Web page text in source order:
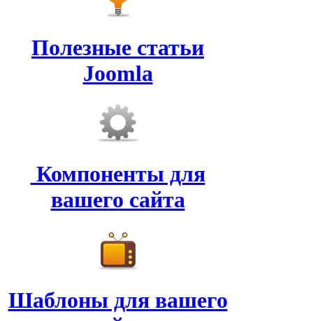
Полезные статьи
Joomla
Компоненты для
вашего сайта
Шаблоны для вашего